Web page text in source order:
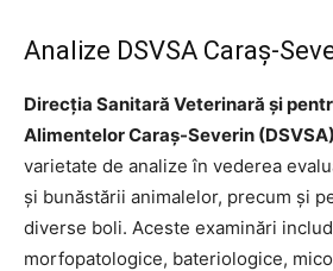
Analize DSVSA Caraș-
Direcția Sanitară Veterinară și
Alimentelor Caraș-Severin (DSVSA)
varietate de analize în vederea
și bunăstării animalelor, precum și
diverse boli. Aceste examinări
morfopatologice, bateriologice,